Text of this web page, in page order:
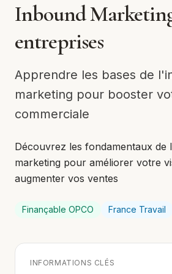
Inbound
entreprises
Apprendre les bases de
marketing pour booster
commerciale
Découvrez les fondamentaux de
marketing pour améliorer votre
augmenter vos ventes
Finançable OPCO France Travail
INFORMATIONS CLÉS